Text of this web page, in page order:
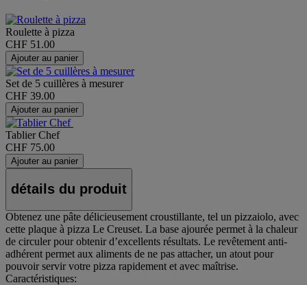
Roulette à pizza
CHF 51.00
Ajouter au panier
Set de 5 cuillères à mesurer
CHF 39.00
Ajouter au panier
Tablier Chef
CHF 75.00
Ajouter au panier
détails du produit
Obtenez une pâte délicieusement croustillante, tel un pizzaiolo, avec
cette plaque à pizza Le Creuset. La base ajourée permet à la chaleur
de circuler pour obtenir d’excellents résultats. Le revêtement anti-
adhérent permet aux aliments de ne pas attacher, un atout pour
pouvoir servir votre pizza rapidement et avec maîtrise.
Caractéristiques: